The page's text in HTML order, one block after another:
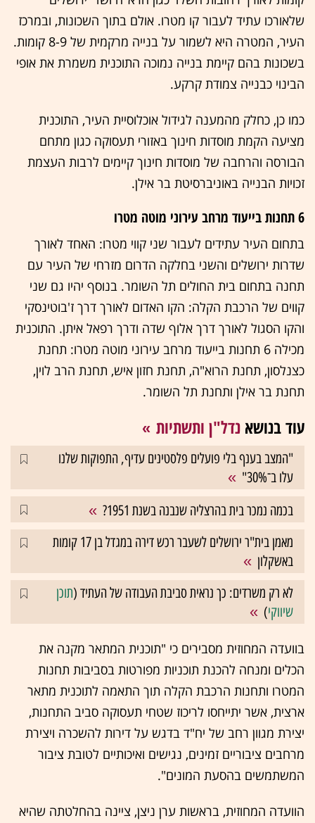
שלאורכו עתיד לעבור קו מטרו. אולם בתוך השכונות, ובמרכז
העיר, המטרה היא לשמור על בנייה מרקמית של 8-9 קומות.
בשכונות בהם קיימת בנייה נמוכה התוכנית משמרת את אופי
הבינוי כבנייה צמודת קרקע.
כמו כן, כחלק מהמענה לגידול אוכלוסיית העיר, התוכנית
מציעה הקמת מוסדות חינוך באזורי תעסוקה כגון מתחם
הבורסה והרחבה של מוסדות חינוך קיימים לרבות העצמת
זכויות הבנייה באוניברסיטת בר אילן.
6 תחנות בייעוד מרחב עירוני מוטה מטרו
בתחום העיר עתידים לעבור שני קווי מטרו: האחד לאורך
שדרות ירושלים והשני בחלקה הדרום מזרחי של העיר עם
תחנה בתחום בית החולים תל השומר. בנוסף יהיו גם שני
קווים של הרכבת הקלה: הקו האדום לאורך דרך ז'בוטינסקי
והקו הסגול לאורך דרך אלוף שדה ודרך רפאל איתן. התוכנית
מכילה 6 תחנות בייעוד מרחב עירוני מוטה מטרו: תחנת
כצנלסון, תחנת הרוא"ה, תחנת חזון איש, תחנת הרב לוין,
תחנת בר אילן ותחנת תל השומר.
עוד בנושא נדל"ן ותשתיות
"המצב בענף בלי פועלים פלסטינים עדיף, התפוקות שלנו
עלו ב־30%"
בכמה נמכר בית בהרצליה שנבנה בשנת 1951?
מאמן בית"ר ירושלים לשעבר רכש דירה במגדל בן 17 קומות
באשקלון
לא רק משרדים: כך נראית סביבת העבודה של העתיד (תוכן
שיווקי)
בוועדה המחוזית מסבירים כי "תוכנית המתאר מקנה את
הכלים ומנחה להכנת תוכניות מפורטות בסביבות תחנות
המטרו ותחנות הרכבת הקלה תוך התאמה לתוכנית מתאר
ארצית, אשר יתייחסו לריכוז שטחי תעסוקה סביב התחנות,
יצירת מגוון רחב של יח"ד בדגש על דירות להשכרה ויצירת
מרחבים ציבוריים זמינים, נגישים ואיכותיים לטובת ציבור
המשתמשים בהסעת המונים".
הוועדה המחוזית, בראשות ערן ניצן, ציינה בהחלטתה שהיא